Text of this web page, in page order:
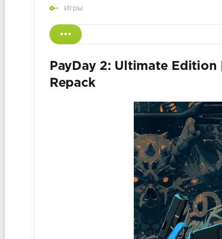
Игры
PayDay 2: Ultimate
Repack